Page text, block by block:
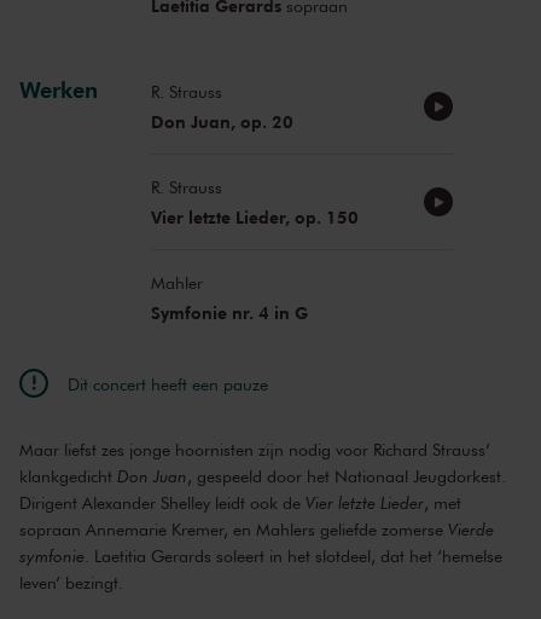
Laetitia Gerardssopraan
Werken R. Strauss
Don Juan, op. 20
R. Strauss
Vier letzte Lieder, op. 150
Mahler
Symfonie nr. 4 in G
Dit concert heeft een pauze
Maar liefst zes jonge hoornisten zijn nodig voor Richard Strauss’
klankgedicht Don Juan , gespeeld door het Nationaal Jeugdorkest.
Dirigent Alexander Shelley leidt ook de Vier letzte Lieder, met
sopraan Annemarie Kremer, en Mahlers geliefde zomerse Vierde
symfonie . Laetitia Gerards soleert in het slotdeel, dat het ‘hemelse
leven’ bezingt.